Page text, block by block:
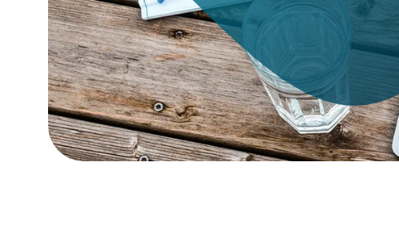
De geavanceerde AI-assistent die je helpt
bij het vertalen van cijfers naar inzicht
Connect Center
Verbind Visionplanner direct met al je
bronnen